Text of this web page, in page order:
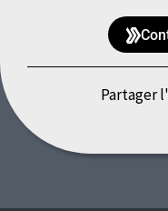
Partager